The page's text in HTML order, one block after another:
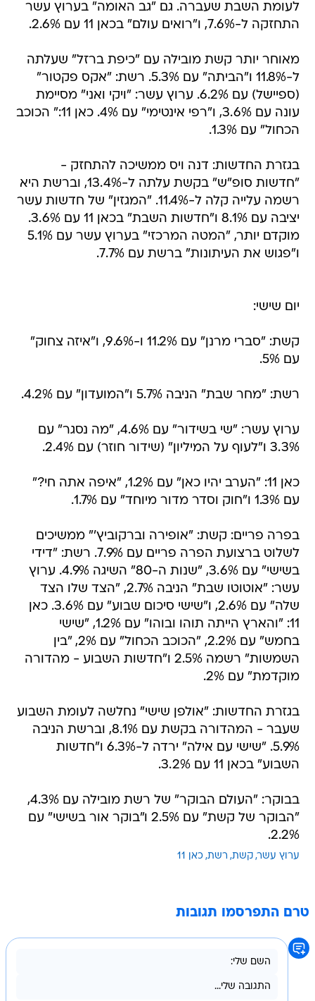
לעומת השבת שעברה. גם "גב האומה" בערוץ עשר
התחזקה ל-7.6%, ו"רואים עולם" בכאן 11 עם 2.6%.
מאוחר יותר קשת מובילה עם "כיפת ברזל" שעלתה
ל-11.8% ו"הביתה" עם 5.3%. רשת: "אקס פקטור"
(ספיישל) עם 6.2%. ערוץ עשר: "ויקי ואני" מסיימת
עונה עם 3.6%, ו"רפי אינטימי" עם 4%. כאן 11:" הכוכב
הכחול" עם 1.3%.
בגזרת החדשות: דנה ויס ממשיכה להתחזק -
"חדשות סופ"ש" בקשת עלתה ל-13.4%, וברשת היא
רשמה עלייה קלה ל-11.4%. "המגזין" של חדשות עשר
יציבה עם 8.1% ו"חדשות השבת" בכאן 11 עם 3.6%.
מוקדם יותר, "המטה המרכזי" בערוץ עשר עם 5.1%
ו"פגוש את העיתונות" ברשת עם 7.7%.
יום שישי:
קשת: "סברי מרנן" עם 11.2% ו-9.6%, ו"איזה צחוק"
עם 5%.
רשת: "מחר שבת" הניבה 5.7% ו"המועדון" עם 4.2%.
ערוץ עשר: "שי בשידור" עם 4.6%, "מה נסגר" עם
3.3% ו"לעוף על המיליון" (שידור חוזר) עם 2.4%.
כאן 11: "הערב יהיו כאן" עם 1.2%, "איפה אתה חי?"
עם 1.3% ו"חוק וסדר מדור מיוחד" עם 1.7%.
בפרה פריים: קשת: "אופירה וברקוביץ'" ממשיכים
לשלוט ברצועת הפרה פריים עם 7.9%. רשת: "דידי
בשישי" עם 3.6%, "שנות ה-80" השיגה 4.9%. ערוץ
עשר: "אוטוטו שבת" הניבה 2.7%, "הצד שלו הצד
שלה" עם 2.6%, ו"שישי סיכום שבוע" עם 3.6%. כאן
11: "והארץ הייתה תוהו ובוהו" עם 1.2%, "שישי
בחמש" עם 2.2%, "הכוכב הכחול" עם 2%, "בין
השמשות" רשמה 2.5% ו"חדשות השבוע - מהדורה
מוקדמת" עם 2%.
בגזרת החדשות: "אולפן שישי" נחלשה לעומת השבוע
שעבר - המהדורה בקשת עם 8.1%, וברשת הניבה
5.9%. "שישי עם אילה" ירדה ל-6.3% ו"חדשות
השבוע" בכאן 11 עם 3.2%.
בבוקר: "העולם הבוקר" של רשת מובילה עם 4.3%,
"הבוקר של קשת" עם 2.5% ו"בוקר אור בשישי" עם
2.2%.
ערוץ עשר קשת רשת כאן 11
טרם התפרסמו תגובות